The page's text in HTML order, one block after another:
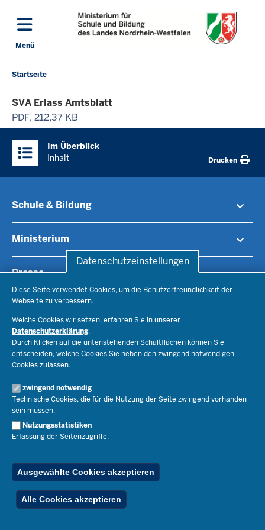
Datenschutzeinstellungen
Diese Seite verwendet Cookies, um die Benutzerfreundlichkeit der
Webseite zu verbessern.
Welche Cookies wir setzen, erfahren Sie in unserer
Datenschutzerklärung.
Durch Klicken auf die untenstehenden Schaltflächen können Sie
entscheiden, welche Cookies Sie neben den zwingend notwendigen
Cookies zulassen.
zwingend notwendig
Technische Cookies, die für die Nutzung der Seite zwingend vorhanden
sein müssen.
Nutzungsstatistiken
Erfassung der Seitenzugriffe.
Ausgewählte Cookies akzeptieren
Alle Cookies akzeptieren
Direkt zum Inhalt
Menü
Sie
sich
hier
Startseite
SVA Erlass Amtsblatt
PDF, 212,37 KB
Inhalte
Im Überblick
Inhalt
Drucken
Schule & Bildung
Recht
Schulleben
Ministerium
Ministerin Dorothee Feller
Organisation
Bibliothek
Veranstaltungen
Geschäftsbereich
Karriere.MSB
Presse
Pressemitteilungen
Social Media
Pressekontakt
Service
Schule(n) suchen
Kontakt
Der Weg zu uns
Publikationen
RSS-Feed
Ferienordnung
Stellenfinder
Amtsblatt abonnieren
© 2026 Bildungsportal NRW
Below
Footer
Menu
Inhalt Impressum